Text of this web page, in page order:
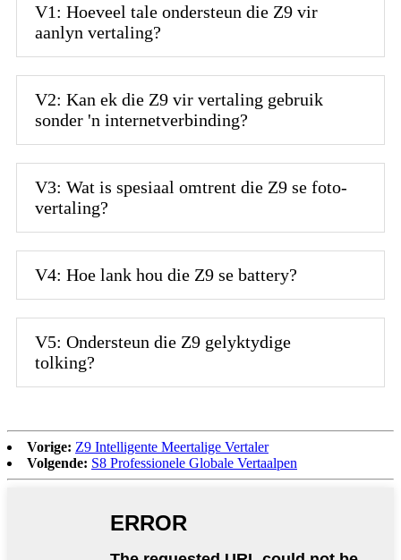
V1: Hoeveel tale ondersteun die Z9 vir
aanlyn vertaling?
V2: Kan ek die Z9 vir vertaling gebruik
sonder 'n internetverbinding?
V3: Wat is spesiaal omtrent die Z9 se foto-
vertaling?
V4: Hoe lank hou die Z9 se battery?
V5: Ondersteun die Z9 gelyktydige
tolking?
Vorige: Z9 Intelligente Meertalige Vertaler
Volgende: S8 Professionele Globale Vertaalpen